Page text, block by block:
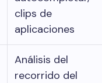
clips de
aplicaciones
Análisis del
recorrido del